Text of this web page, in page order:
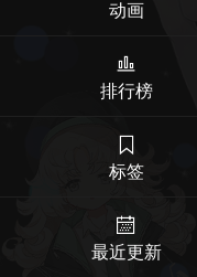
动画
排行榜
标签
最近更新